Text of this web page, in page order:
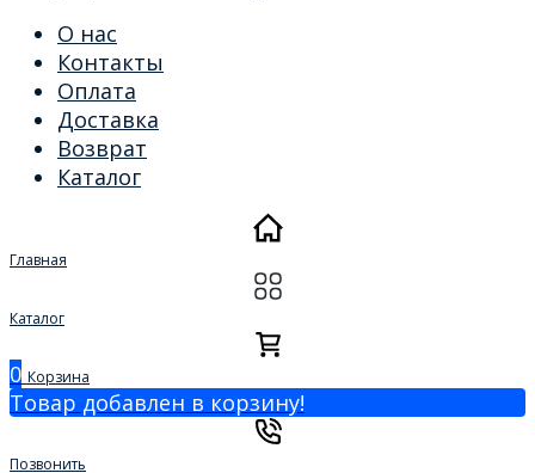
О нас
Контакты
Оплата
Доставка
Возврат
Каталог
Главная
Каталог
0 Корзина
Товар добавлен в корзину!
Позвонить